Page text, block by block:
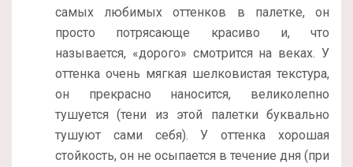
самых любимых оттенков в палетке, он
просто потрясающе красиво и, что
называется, «дорого» смотрится на веках. У
оттенка очень мягкая шелковистая текстура,
он прекрасно наносится, великолепно
тушуется (тени из этой палетки буквально
тушуют сами себя). У оттенка хорошая
стойкость, он не осыпается в течение дня (при